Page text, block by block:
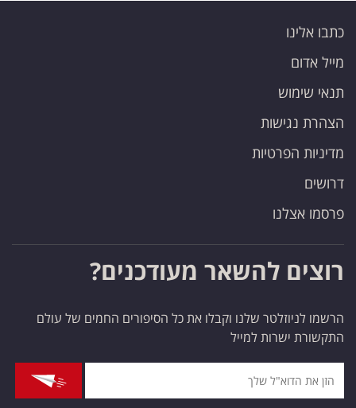
כתבו אלינו
מייל אדום
תנאי שימוש
הצהרת נגישות
מדיניות הפרטיות
דרושים
פרסמו אצלנו
רוצים להשאר מעודכנים?
הרשמו לניוזלטר שלנו וקבלו את כל הסיפורים החמים של עולם
התקשורת ישרות למייל